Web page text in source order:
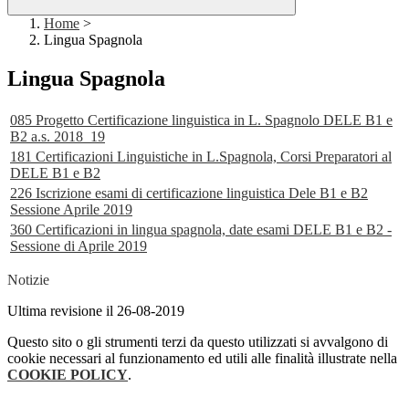
Home >
Lingua Spagnola
Lingua Spagnola
085 Progetto Certificazione linguistica in L. Spagnolo DELE B1 e
B2 a.s. 2018_19
181 Certificazioni Linguistiche in L.Spagnola, Corsi Preparatori al
DELE B1 e B2
226 Iscrizione esami di certificazione linguistica Dele B1 e B2
Sessione Aprile 2019
360 Certificazioni in lingua spagnola, date esami DELE B1 e B2 -
Sessione di Aprile 2019
Notizie
Ultima revisione il 26-08-2019
Questo sito o gli strumenti terzi da questo utilizzati si avvalgono di
cookie necessari al funzionamento ed utili alle finalità illustrate nella
COOKIE POLICY.